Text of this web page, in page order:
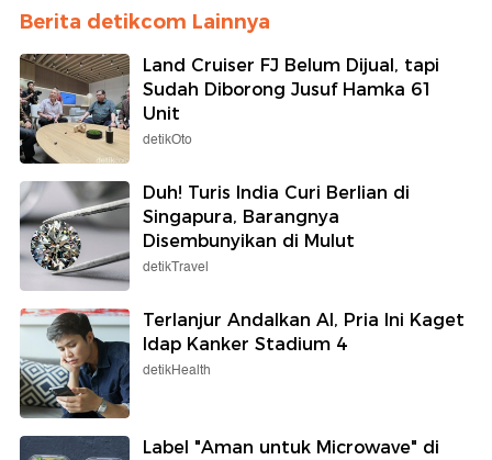
Berita detikcom Lainnya
Land Cruiser FJ Belum Dijual, tapi
Sudah Diborong Jusuf Hamka 61
Unit
detikOto
Duh! Turis India Curi Berlian di
Singapura, Barangnya
Disembunyikan di Mulut
detikTravel
Terlanjur Andalkan AI, Pria Ini Kaget
Idap Kanker Stadium 4
detikHealth
Label "Aman untuk Microwave" di